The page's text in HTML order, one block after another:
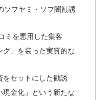
ソフヤミ・ソフ闇勧誘
ミを悪用した集客
」を装った実質的な
をセットにした勧誘
金化」という新たな